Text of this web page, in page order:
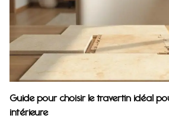
Guide pour choisir le travertin idéal
intérieure